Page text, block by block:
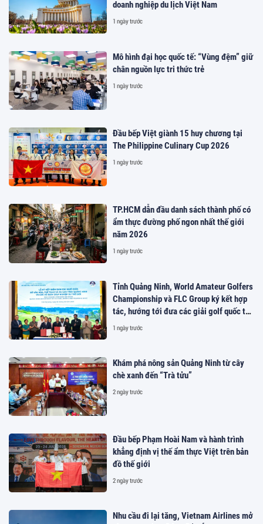
doanh nghiệp du lịch Việt Nam
1 ngày trước
Mô hình đại học quốc tế: “Vùng đệm” giữ
chân nguồn lực tri thức trẻ
1 ngày trước
Đầu bếp Việt giành 15 huy chương tại
The Philippine Culinary Cup 2026
1 ngày trước
TP.HCM dẫn đầu danh sách thành phố có
ẩm thực đường phố ngon nhất thế giới
năm 2026
1 ngày trước
Tỉnh Quảng Ninh, World Amateur Golfers
Championship và FLC Group ký kết hợp
tác, hướng tới đưa các giải golf quốc tế
đến Việt Nam
1 ngày trước
Khám phá nông sản Quảng Ninh từ cây
chè xanh đến “Trà tửu”
2 ngày trước
Đầu bếp Phạm Hoài Nam và hành trình
khẳng định vị thế ẩm thực Việt trên bản
đồ thế giới
2 ngày trước
Nhu cầu đi lại tăng, Vietnam Airlines mở